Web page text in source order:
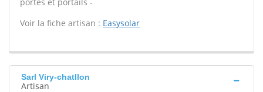
Voir la fiche artisan : Easysolar
Sarl Viry-chatllon
Artisan